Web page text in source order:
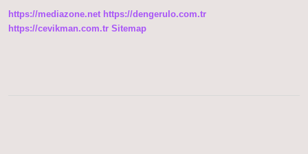
https://mediazone.net https://dengerulo.com.tr
https://cevikman.com.tr Sitemap